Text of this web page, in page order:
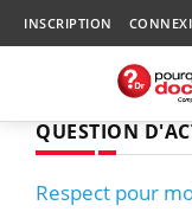
INSCRIPTION
QUESTION
Respect pour